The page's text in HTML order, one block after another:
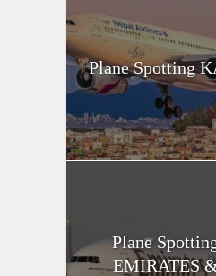
Plane Spotting
Plane
EMIRATES